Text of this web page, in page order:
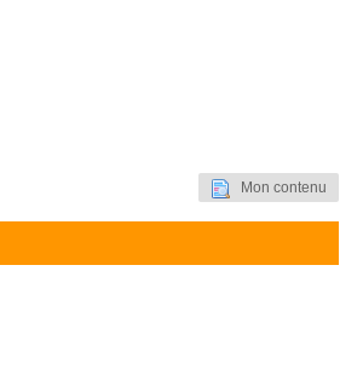
Mon contenu